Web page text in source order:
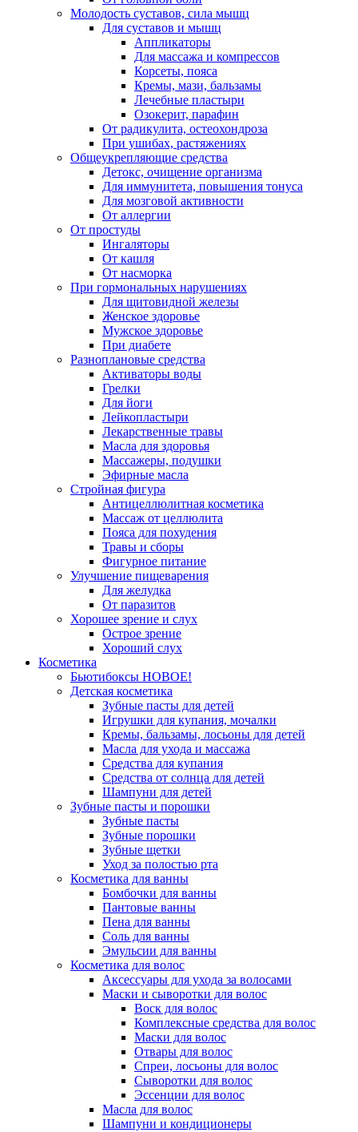
Молодость суставов, сила мышц
Для суставов и мышц
Аппликаторы
Для массажа и компрессов
Корсеты, пояса
Кремы, мази, бальзамы
Лечебные пластыри
Озокерит, парафин
От радикулита, остеохондроза
При ушибах, растяжениях
Общеукрепляющие средства
Детокс, очищение организма
Для иммунитета, повышения тонуса
Для мозговой активности
От аллергии
От простуды
Ингаляторы
От кашля
От насморка
При гормональных нарушениях
Для щитовидной железы
Женское здоровье
Мужское здоровье
При диабете
Разноплановые средства
Активаторы воды
Грелки
Для йоги
Лейкопластыри
Лекарственные травы
Масла для здоровья
Массажеры, подушки
Эфирные масла
Стройная фигура
Антицеллюлитная косметика
Массаж от целлюлита
Пояса для похудения
Травы и сборы
Фигурное питание
Улучшение пищеварения
Для желудка
От паразитов
Хорошее зрение и слух
Острое зрение
Хороший слух
Косметика
Бьютибоксы НОВОЕ!
Детская косметика
Зубные пасты для детей
Игрушки для купания, мочалки
Кремы, бальзамы, лосьоны для детей
Масла для ухода и массажа
Средства для купания
Средства от солнца для детей
Шампуни для детей
Зубные пасты и порошки
Зубные пасты
Зубные порошки
Зубные щетки
Уход за полостью рта
Косметика для ванны
Бомбочки для ванны
Пантовые ванны
Пена для ванны
Соль для ванны
Эмульсии для ванны
Косметика для волос
Аксессуары для ухода за волосами
Маски и сыворотки для волос
Воск для волос
Комплексные средства для волос
Маски для волос
Отвары для волос
Спреи, лосьоны для волос
Сыворотки для волос
Эссенции для волос
Масла для волос
Шампуни и кондиционеры